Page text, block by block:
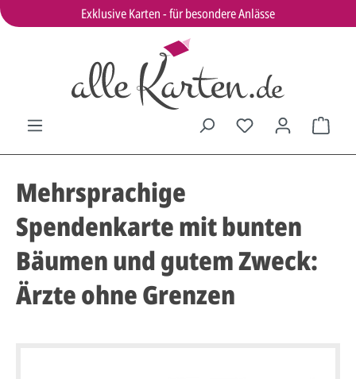
Exklusive Karten - für besondere Anlässe
Mehrsprachige
Spendenkarte mit bunten
Bäumen und gutem Zweck:
Ärzte ohne Grenzen